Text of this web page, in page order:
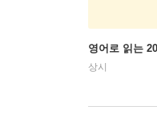
영어로 읽는
상시